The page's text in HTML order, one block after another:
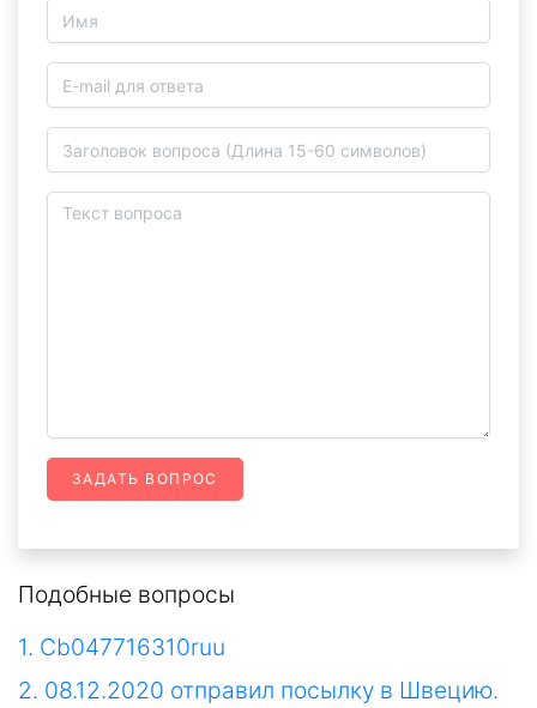
ЗАДАТЬ ВОПРОС
Подобные вопросы
1. Cb047716310ruu
2. 08.12.2020 отправил посылку в Швецию.